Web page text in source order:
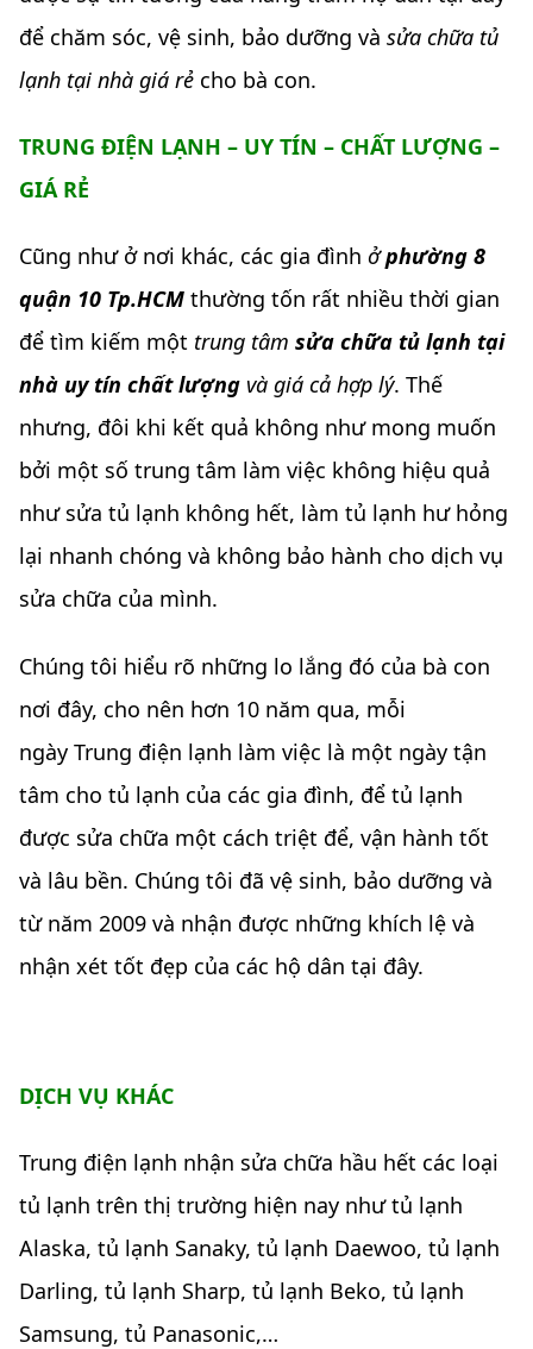
để chăm sóc, vệ sinh, bảo dưỡng và sửa chữa tủ
lạnh tại nhà giá rẻ cho bà con.
TRUNG ĐIỆN LẠNH – UY TÍN – CHẤT LƯỢNG –
GIÁ RẺ
Cũng như ở nơi khác, các gia đình ởphường 8
quận 10 Tp.HCM thường tốn rất nhiều thời gian
để tìm kiếm một trung tâm sửa chữa tủ lạnh tại
nhà uy tín chất lượng và giá cả hợp lý. Thế
nhưng, đôi khi kết quả không như mong muốn
bởi một số trung tâm làm việc không hiệu quả
như sửa tủ lạnh không hết, làm tủ lạnh hư hỏng
lại nhanh chóng và không bảo hành cho dịch vụ
sửa chữa của mình.
Chúng tôi hiểu rõ những lo lắng đó của bà con
nơi đây, cho nên hơn 10 năm qua, mỗi
ngày Trung điện lạnh làm việc là một ngày tận
tâm cho tủ lạnh của các gia đình, để tủ lạnh
được sửa chữa một cách triệt để, vận hành tốt
và lâu bền. Chúng tôi đã vệ sinh, bảo dưỡng và
từ năm 2009 và nhận được những khích lệ và
nhận xét tốt đẹp của các hộ dân tại đây.
DỊCH VỤ KHÁC
Trung điện lạnh nhận sửa chữa hầu hết các loại
tủ lạnh trên thị trường hiện nay như tủ lạnh
Alaska, tủ lạnh Sanaky, tủ lạnh Daewoo, tủ lạnh
Darling, tủ lạnh Sharp, tủ lạnh Beko, tủ lạnh
Samsung, tủ Panasonic,…